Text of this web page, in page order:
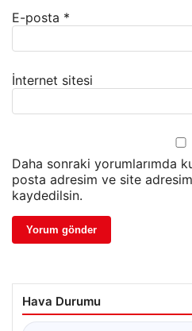
E-posta *
İnternet sitesi
Daha sonraki yorumlarımda
posta adresim ve site adresim
kaydedilsin.
Hava Durumu